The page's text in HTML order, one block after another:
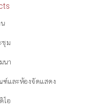
น
ชุม
นา
และห้องจัดแสดง
โอ